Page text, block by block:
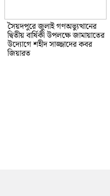
সৈয়দপুরে জুলাই গণঅভ্যুত্থানের
দ্বিতীয় বার্ষিকী উপলক্ষে জামায়াতের
উদ্যোগে শহীদ সাজ্জাদের কবর
জিয়ারত